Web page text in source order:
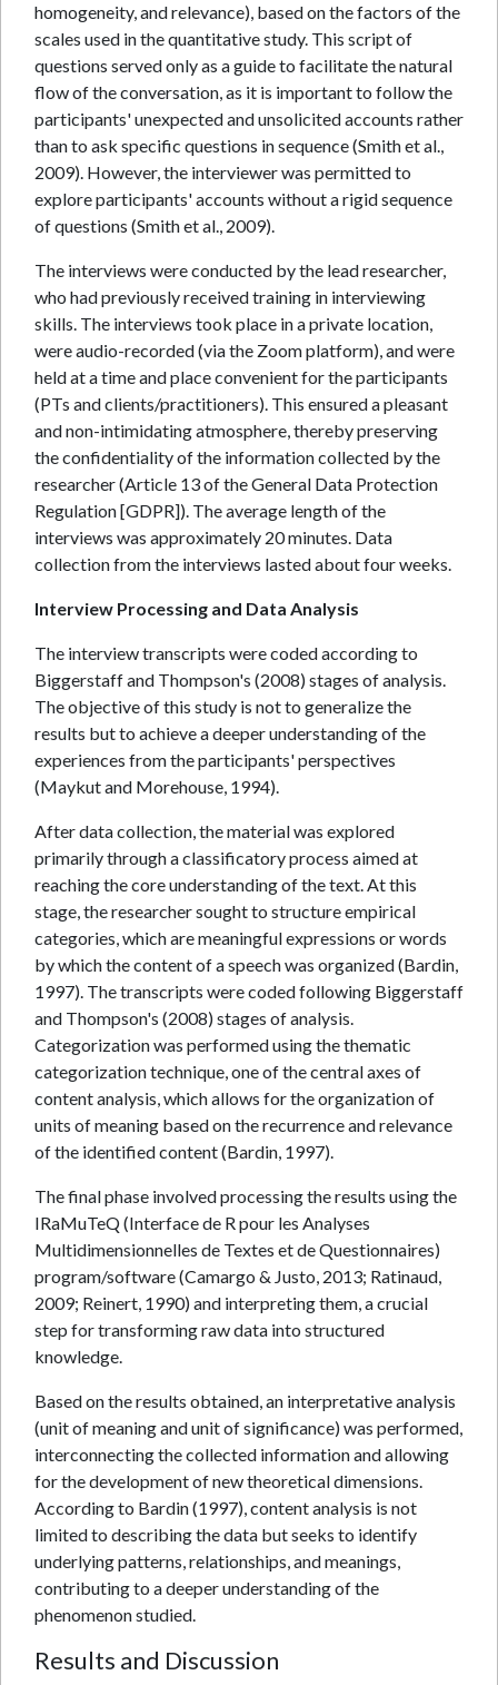
homogeneity, and relevance), based on the factors of the
scales used in the quantitative study. This script of
questions served only as a guide to facilitate the natural
flow of the conversation, as it is important to follow the
participants' unexpected and unsolicited accounts rather
than to ask specific questions in sequence (Smith et al.,
2009). However, the interviewer was permitted to
explore participants' accounts without a rigid sequence
of questions (Smith et al., 2009).
The interviews were conducted by the lead researcher,
who had previously received training in interviewing
skills. The interviews took place in a private location,
were audio-recorded (via the Zoom platform), and were
held at a time and place convenient for the participants
(PTs and clients/practitioners). This ensured a pleasant
and non-intimidating atmosphere, thereby preserving
the confidentiality of the information collected by the
researcher (Article 13 of the General Data Protection
Regulation [GDPR]). The average length of the
interviews was approximately 20 minutes. Data
collection from the interviews lasted about four weeks.
Interview Processing and Data Analysis
The interview transcripts were coded according to
Biggerstaff and Thompson's (2008) stages of analysis.
The objective of this study is not to generalize the
results but to achieve a deeper understanding of the
experiences from the participants' perspectives
(Maykut and Morehouse, 1994).
After data collection, the material was explored
primarily through a classificatory process aimed at
reaching the core understanding of the text. At this
stage, the researcher sought to structure empirical
categories, which are meaningful expressions or words
by which the content of a speech was organized (Bardin,
1997). The transcripts were coded following Biggerstaff
and Thompson's (2008) stages of analysis.
Categorization was performed using the thematic
categorization technique, one of the central axes of
content analysis, which allows for the organization of
units of meaning based on the recurrence and relevance
of the identified content (Bardin, 1997).
The final phase involved processing the results using the
IRaMuTeQ (Interface de R pour les Analyses
Multidimensionnelles de Textes et de Questionnaires)
program/software (Camargo & Justo, 2013; Ratinaud,
2009; Reinert, 1990) and interpreting them, a crucial
step for transforming raw data into structured
knowledge.
Based on the results obtained, an interpretative analysis
(unit of meaning and unit of significance) was performed,
interconnecting the collected information and allowing
for the development of new theoretical dimensions.
According to Bardin (1997), content analysis is not
limited to describing the data but seeks to identify
underlying patterns, relationships, and meanings,
contributing to a deeper understanding of the
phenomenon studied.
Results and Discussion